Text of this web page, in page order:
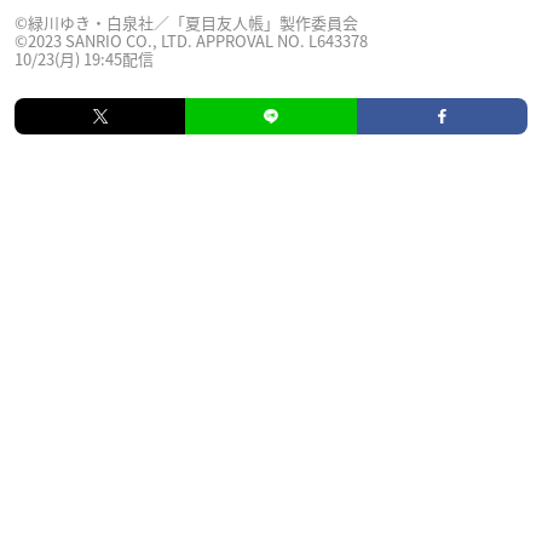
©緑川ゆき・白泉社／「夏目友人帳」製作委員会
©2023 SANRIO CO., LTD. APPROVAL NO. L643378
10/23(月) 19:45配信